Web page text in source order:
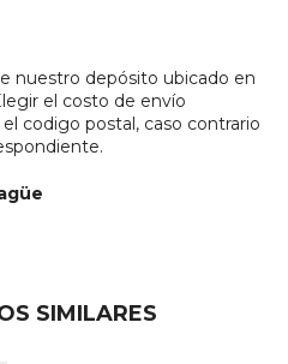
nuestro depósito ubicado en
el costo de envío
codigo postal, caso contrario
SIMILARES